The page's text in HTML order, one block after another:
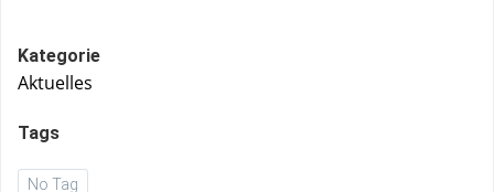
Kategorie
Aktuelles
Tags
No Tag